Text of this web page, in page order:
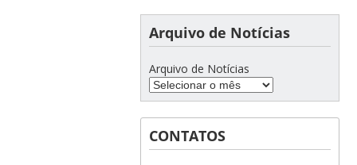
Arquivo de Notícias
Arquivo de Notícias
CONTATOS